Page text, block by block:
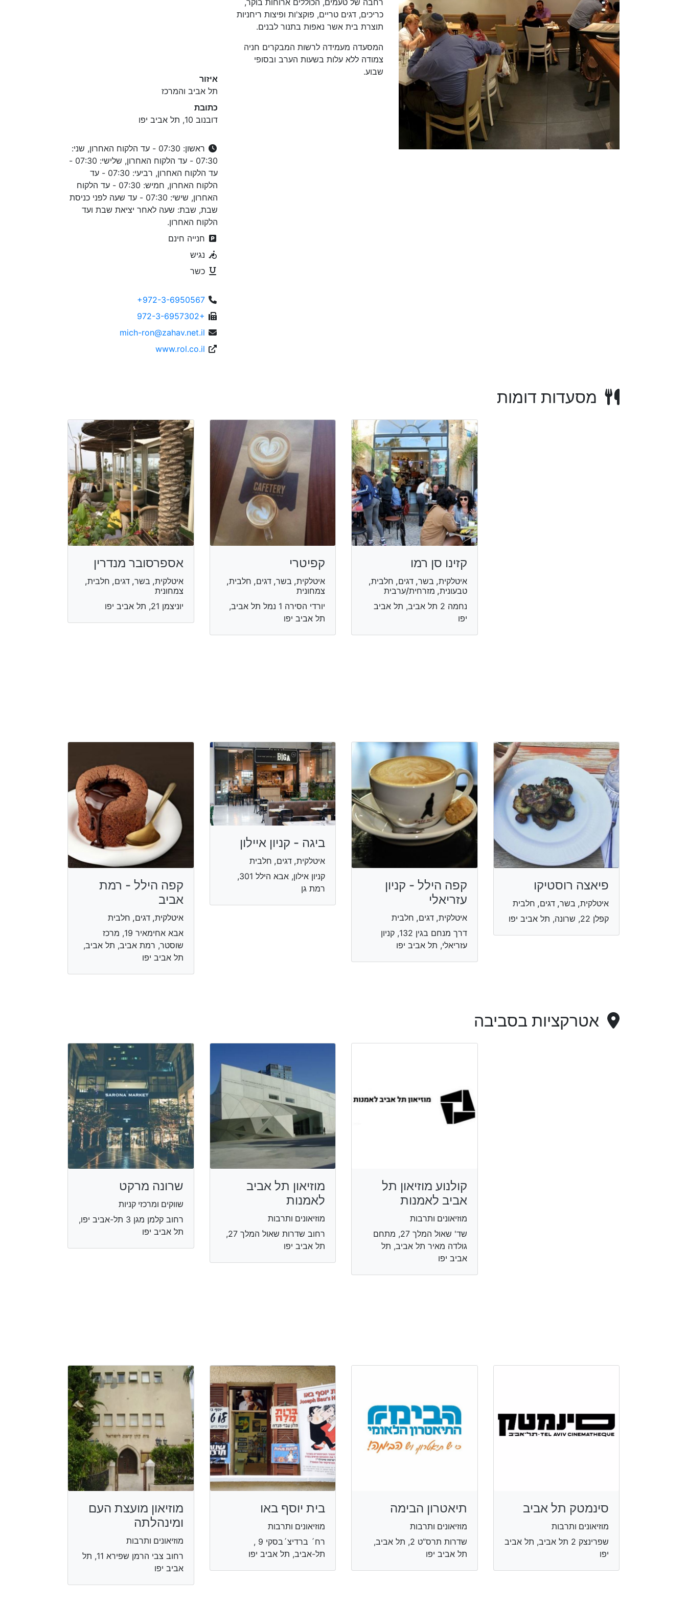
רחבה של טעמים, הכוללים ארוחות בוקר,
כריכים, דגים טריים, פוקצ'ות ופיצות ריחניות
תוצרת בית אשר נאפות בתנור לבנים.
המסעדה מעמידה לרשות המבקרים חניה
צמודה ללא עלות בשעות הערב ובסופי
שבוע.
איזור
תל אביב והמרכז
כתובת
דובנוב 10, תל אביב יפו
ראשון: 07:30 - עד הלקוח האחרון, שני:
07:30 - עד הלקוח האחרון, שלישי: 07:30 -
עד הלקוח האחרון, רביעי: 07:30 - עד
הלקוח האחרון, חמיש: 07:30 - עד הלקוח
האחרון, שישי: 07:30 - עד שעה לפני כניסת
שבת, שבת: שעה לאחר יציאת שבת ועד
הלקוח האחרון.
חנייה חינם
נגיש
כשר
+972-3-6950567
972-3-6957302+
mich-ron@zahav.net.il
www.rol.co.il
מסעדות דומות
קזינו סן רמו
איטלקית, בשר, דגים, חלבית,
טבעונית, מזרחית/ערבית
נחמה 2 תל אביב, תל אביב
יפו
קפיטרי
איטלקית, בשר, דגים, חלבית,
צמחונית
יורדי הסירה 1 נמל תל אביב,
תל אביב יפו
אספרסובר מנדרין
איטלקית, בשר, דגים, חלבית,
צמחונית
יוניצמן 21, תל אביב יפו
פיאצה רוסטיקו
איטלקית, בשר, דגים, חלבית
קפלן 22, שרונה, תל אביב יפו
קפה הילל - קניון
עזריאלי
איטלקית, דגים, חלבית
דרך מנחם בגין 132, קניון
עזריאלי, תל אביב יפו
ביגה - קניון איילון
איטלקית, דגים, חלבית
קניון אילון, אבא הילל 301,
רמת גן
קפה הילל - רמת
אביב
איטלקית, דגים, חלבית
אבא אחימאיר 19, מרכז
שוסטר, רמת אביב, תל אביב,
תל אביב יפו
אטרקציות בסביבה
קולנוע מוזיאון תל
אביב לאמנות
מוזיאונים ותרבות
שד' שאול המלך 27, מתחם
גולדה מאיר תל אביב, תל
אביב יפו
מוזיאון תל אביב
לאמנות
מוזיאונים ותרבות
רחוב שדרות שאול המלך 27,
תל אביב יפו
שרונה מרקט
שווקים ומרכזי קניות
רחוב קלמן מגן 3 תל-אביב יפו,
תל אביב יפו
סינמטק תל אביב
מוזיאונים ותרבות
שפרינצק 2 תל אביב, תל אביב
יפו
תיאטרון הבימה
מוזיאונים ותרבות
שדרות תרס”ט 2, תל אביב,
תל אביב יפו
בית יוסף באו
מוזיאונים ותרבות
רח´ ברדיצ´בסקי 9 ,
תל-אביב, תל אביב יפו
מוזיאון מועצת העם
ומינהלתה
מוזיאונים ותרבות
רחוב צבי הרמן שפירא 11, תל
אביב יפו